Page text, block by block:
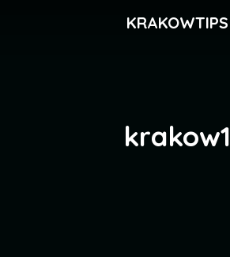
KRAKOWTIPS
krakow1